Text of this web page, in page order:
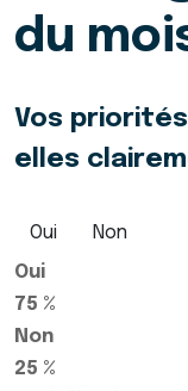
du
Vos
elles
Oui
Non
Oui
75 %
Non
25 %